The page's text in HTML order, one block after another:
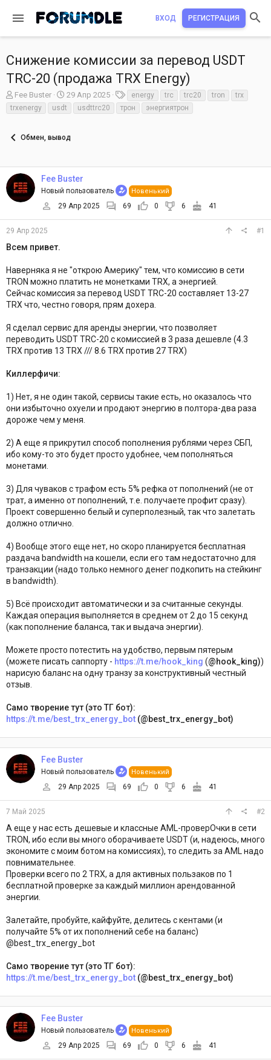
ВХОД РЕГИСТРАЦИЯ
Снижение комиссии за перевод USDT
TRC-20 (продажа TRX Energy)
А
в
т
р
ы
Fee Buster
Д
а
т
н
л
а
29 Апр 2025
е
г
energy trc trc20 tron
trx
trxenergy
usdt usdttrc20 трон энергиятрон
Обмен, вывод
Fee Buster
Новый пользователь Новенький
29 Апр 2025 69 0 6 41
29 Апр 2025 #1
Всем привет.
Наверняка я не "открою Америку" тем, что комиссию в сети
TRON можно платить не монетками TRX, а энергией.
Сейчас комиссия за перевод USDT TRC-20 составляет 13-27
TRX что, честно говоря, прям дохера.
Я сделал сервис для аренды энергии, что позволяет
переводить USDT TRC-20 с комиссией в 3 раза дешевле (4.3
TRX против 13 TRX /// 8.6 TRX против 27 TRX)
Киллерфичи:
1) Нет, я не один такой, сервисы такие есть, но оказалось что
они избыточно охуели и продают энергию в полтора-два раза
дороже чем у меня.
2) А еще я прикрутил способ пополнения рублями через СБП,
ибо кому-то это будет просто удобнее, чем пополняться
монетами.
3) Для чуваков с трафом есть 5% рефка от пополнений (не от
трат, а именно от пополнений, т.е. получаете профит сразу).
Проект совершенно белый и суперполезный, так что залетать
должно отлично.
4) Вообще этого еще нет, но скоро планируется бесплатная
раздача bandwidth на кошели, если его там недостаточно для
транзакции (надо только немного денег подкопить на стейкинг
в bandwidth).
5) Всё происходит автоматически и за считанные секунды.
Каждая операция выполняется в среднем от 2 до 15 секунд
(как пополнение баланса, так и выдача энергии).
Можете просто потестить на удобство, первым пятерым
(можете писать саппорту - https://t.me/hook_king (@hook_king))
нарисую баланс на одну транзу за конструктивный честный
отзыв.
Само творение тут (это ТГ бот):
https://t.me/best_trx_energy_bot (@best_trx_energy_bot)
Fee Buster
Новый пользователь Новенький
29 Апр 2025 69 0 6 41
7 Май 2025 #2
А еще у нас есть дешевые и классные AML-проверОчки в сети
TRON, ибо если вы много оборачиваете USDT (и, надеюсь, много
экономите с моим ботом на комиссиях), то следить за AML надо
повнимательнее.
Проверки всего по 2 TRX, а для активных пользаков по 1
бесплатной проверке за каждый миллион арендованной
энергии.
Залетайте, пробуйте, кайфуйте, делитесь с кентами (и
получайте 5% от их пополнений себе на баланс)
@best_trx_energy_bot
Само творение тут (это ТГ бот):
https://t.me/best_trx_energy_bot (@best_trx_energy_bot)
Fee Buster
Новый пользователь Новенький
29 Апр 2025 69 0 6 41